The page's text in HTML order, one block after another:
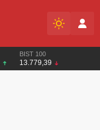
BIST 100
13.779,39